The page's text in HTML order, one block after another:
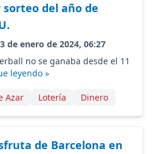
del año de
de enero de 2024, 06:27
no se ganaba desde el 11
leyendo »
Azar Lotería Dinero
de Barcelona en